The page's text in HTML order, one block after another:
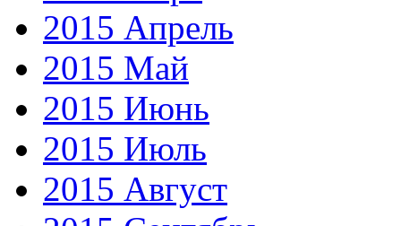
2015 Апрель
2015 Май
2015 Июнь
2015 Июль
2015 Август